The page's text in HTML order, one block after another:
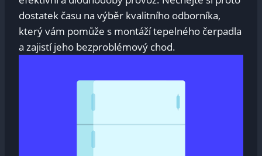
dostatek času na výběr kvalitního odborníka,
který vám pomůže s montáží tepelného čerpadla
a zajistí jeho bezproblémový chod.